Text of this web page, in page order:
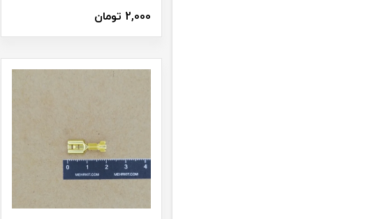
2,000 تومان